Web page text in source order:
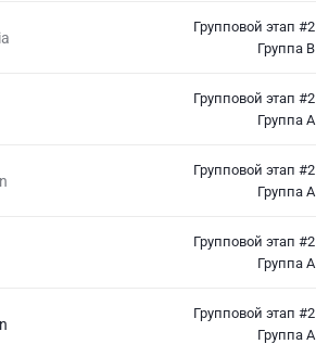
Групповой этап #2
Группа B
Групповой этап #2
Группа A
Групповой этап #2
Группа A
Групповой этап #2
Группа A
Групповой этап #2
Группа A